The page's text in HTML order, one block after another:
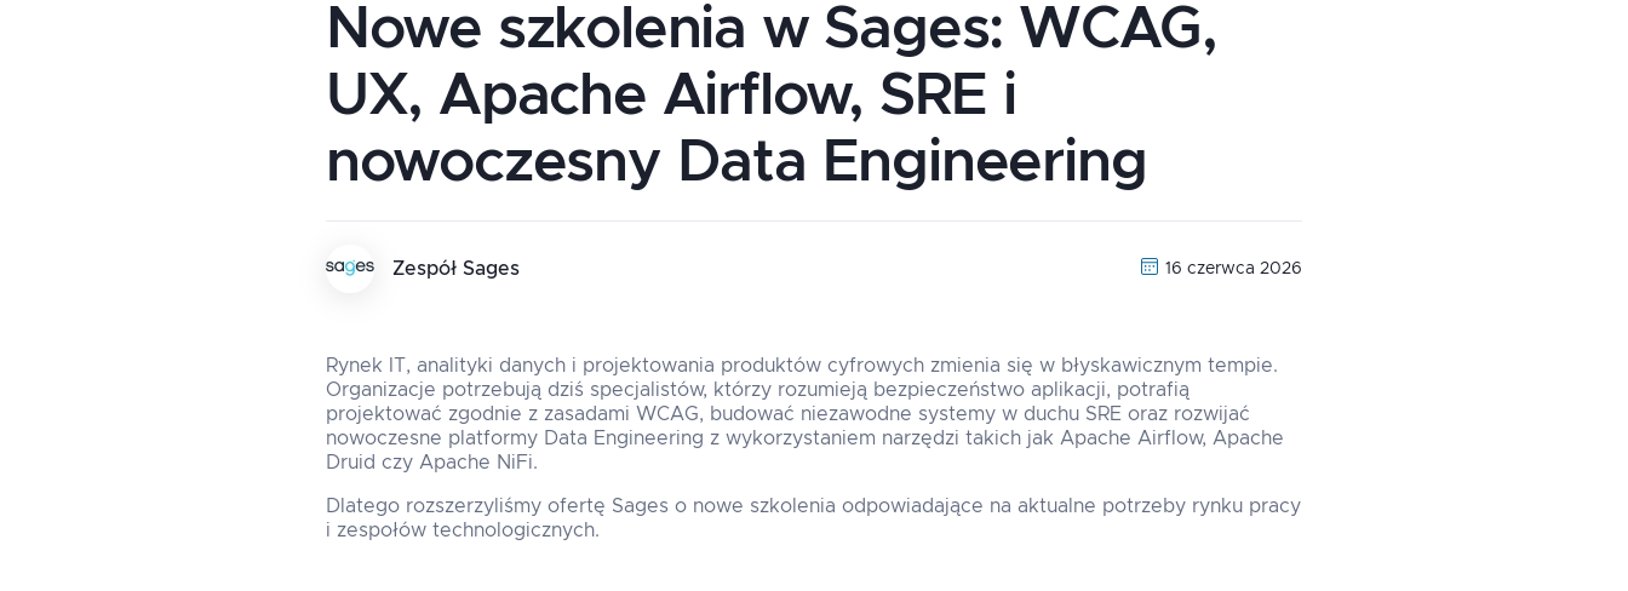
Nowe szkolenia w Sages: WCAG,
UX, Apache Airflow, SRE i
nowoczesny Data Engineering
Zespół Sages 16 czerwca 2026
Rynek IT, analityki danych i projektowania produktów cyfrowych zmienia się w błyskawicznym tempie.
Organizacje potrzebują dziś specjalistów, którzy rozumieją bezpieczeństwo aplikacji, potrafią
projektować zgodnie z zasadami WCAG, budować niezawodne systemy w duchu SRE oraz rozwijać
nowoczesne platformy Data Engineering z wykorzystaniem narzędzi takich jak Apache Airflow, Apache
Druid czy Apache NiFi.
Dlatego rozszerzyliśmy ofertę Sages o nowe szkolenia odpowiadające na aktualne potrzeby rynku pracy
i zespołów technologicznych.